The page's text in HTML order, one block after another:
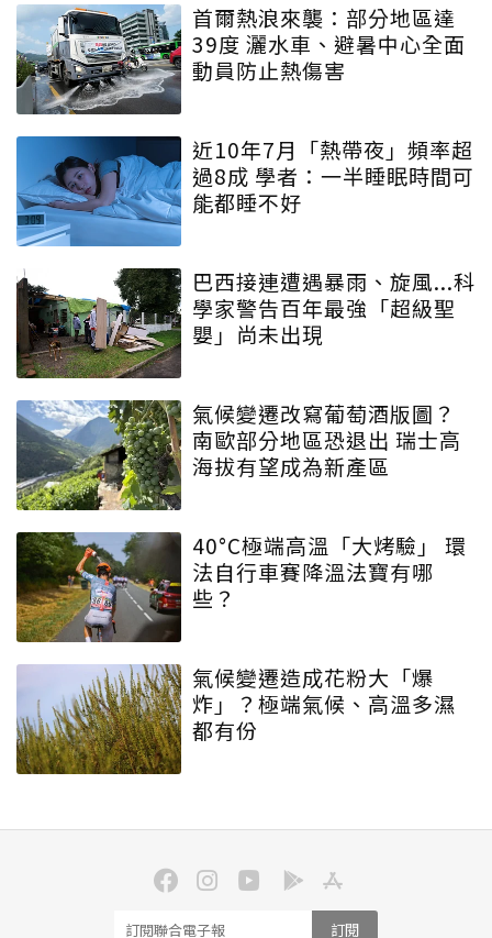
首爾熱浪來襲：部分地區達
39度 灑水車、避暑中心全面
動員防止熱傷害
近10年7月「熱帶夜」頻率超
過8成 學者：一半睡眠時間可
能都睡不好
巴西接連遭遇暴雨、旋風...科
學家警告百年最強「超級聖
嬰」尚未出現
氣候變遷改寫葡萄酒版圖？
南歐部分地區恐退出 瑞士高
海拔有望成為新產區
40°C極端高溫「大烤驗」 環
法自行車賽降溫法寶有哪
些？
氣候變遷造成花粉大「爆
炸」？極端氣候、高溫多濕
都有份
訂閱